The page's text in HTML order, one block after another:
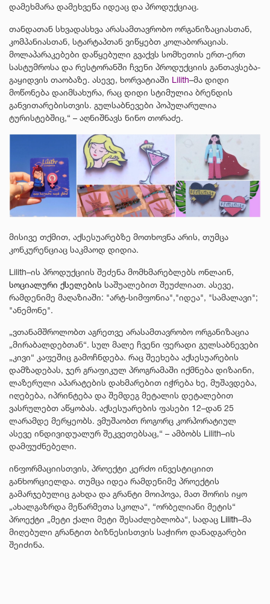
დამეხმარა დამეხვეწა იდეაც და პროდუქციაც.
თანდათან სხვადასხვა არასამთავრობო ორგანიზაციასთან,
კომპანიასთან, სტარტაპთან ვიწყებთ კოლაბორაციას.
მოლაპარაკებები დაწყებული გვაქვს სომხეთის ერთ-ერთ
სასტუმროსა და რესტორანში ჩვენი პროდუქციის განთავსება-
გაყიდვის თაობაზე. ასევე, ხორვატიაში Lilith–მა დიდი
მოწონება დაიმსახურა, რაც დიდი სტიმულია ბრენდის
განვითარებისთვის. გულსაბნევები პოპულარულია
ტურისტებშიც,“ – აღნიშნავს ნინო თორაძე.
მისივე თქმით, აქსესუარებზე მოთხოვნა არის, თუმცა
კონკურენციაც საკმაოდ დიდია.
Lilith–ის პროდუქციის შეძენა მომხმარებლებს ონლაინ,
სოციალური ქსელების საშუალებით შეუძლიათ. ასევე,
რამდენიმე მაღაზიაში: "არტ-სიმფონია","იდეა", "სამალავი";
"ანემონე".
„ვთანამშროლობთ აგრეთვე არასამთავრობო ორგანიზაცია
„მირაბალდებთან“. სულ მალე ჩვენი ფერადი გულსაბნევები
„კივი“ კაფეშიც გამოჩნდება. რაც შეეხება აქსესუარების
დამზადებას, ჯერ გრაფიკულ პროგრამაში იქმნება დიზაინი,
ლაზერული აპარატების დახმარებით იჭრება ხე, მუშავდება,
იღებება, იპრინტება და შემდეგ მეტალის დეტალებით
ვასრულებთ აწყობას. აქსესუარების ფასები 12–დან 25
ლარამდე მერყეობს. ვმუშაობთ როგორც კორპორატიულ
ასევე ინდივიდუალურ შეკვეთებსაც,“ – ამბობს Lilith–ის
დამფუძნებელი.
ინფორმაციისთვის, პროექტი კერძო ინვესტიციით
განხორციელდა. თუმცა იდეა რამდენიმე პროექტის
გამარჯებულიც გახდა და გრანტი მოიპოვა, მათ შორის იყო
„ახალგაზრდა მეწარმეთა სკოლა“, “ორბელიანი მეტის“
პროექტი „მეტი ქალი მეტი შესაძლებლობა“, სადაც Lilith–მა
მიღებული გრანტით ბიზნესისთვის საჭირო დანადგარები
შეიძინა.